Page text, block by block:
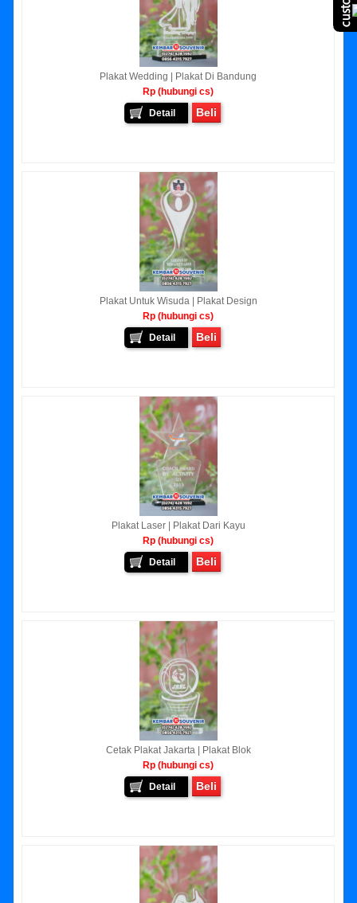
Plakat Wedding | Plakat Di Bandung
Rp (hubungi cs)
Detail
Beli
Plakat Untuk Wisuda | Plakat Design
Rp (hubungi cs)
Detail
Beli
Plakat Laser | Plakat Dari Kayu
Rp (hubungi cs)
Detail
Beli
Cetak Plakat Jakarta | Plakat Blok
Rp (hubungi cs)
Detail
Beli